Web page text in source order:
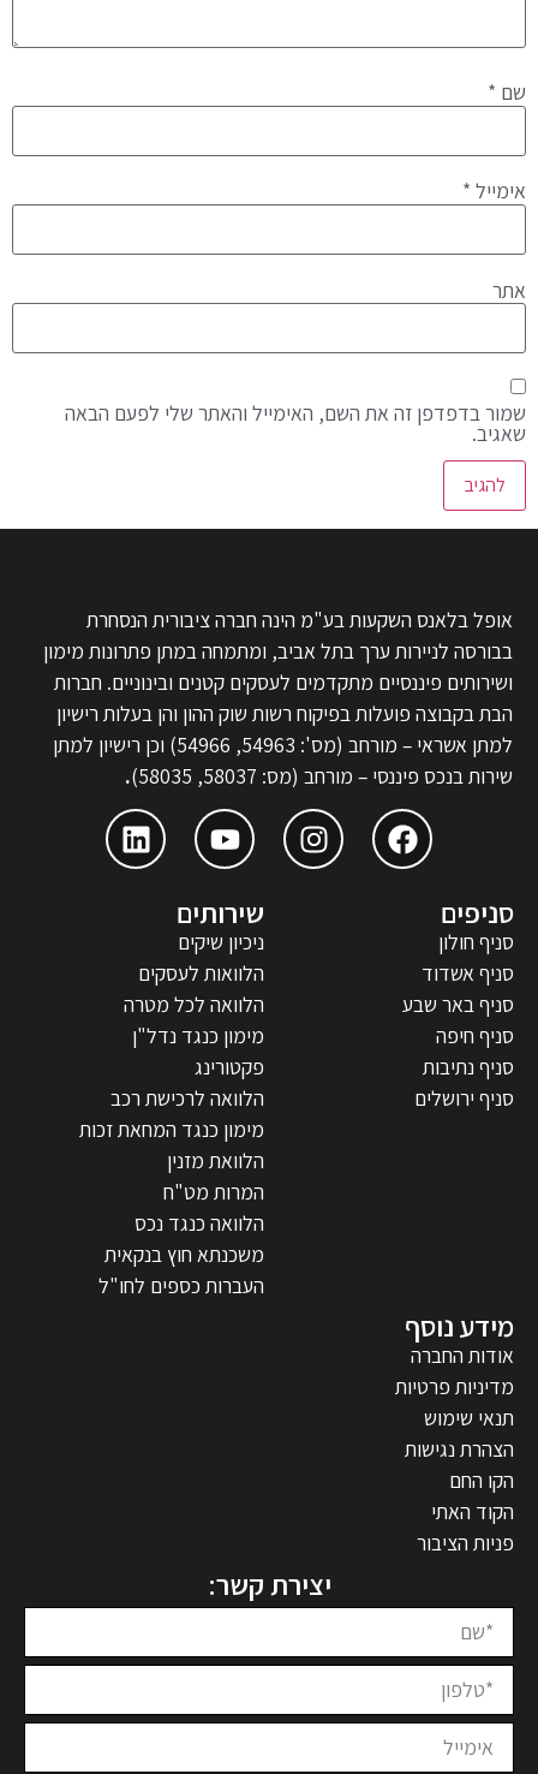
שם *
אימייל *
אתר
שמור בדפדפן זה את השם, האימייל והאתר שלי לפעם הבאה
שאגיב.
אופל בלאנס השקעות בע"מ הינה חברה ציבורית הנסחרת
בבורסה לניירות ערך בתל אביב, ומתמחה במתן פתרונות מימון
ושירותים פיננסיים מתקדמים לעסקים קטנים ובינוניים. חברות
הבת בקבוצה פועלות בפיקוח רשות שוק ההון והן בעלות רישיון
למתן אשראי – מורחב (מס': 54963, 54966) וכן רישיון למתן
שירות בנכס פיננסי – מורחב (מס: 58037, 58035)
.
סניפים
סניף חולון
סניף אשדוד
סניף באר שבע
סניף חיפה
סניף נתיבות
סניף ירושלים
שירותים
ניכיון שיקים
הלוואות לעסקים
הלוואה לכל מטרה
מימון כנגד נדל"ן
פקטורינג
הלוואה לרכישת רכב
מימון כנגד המחאת זכות
הלוואת מזנין
המרות מט"ח
הלוואה כנגד נכס
משכנתא חוץ בנקאית
העברות כספים לחו"ל
מידע נוסף
אודות החברה
מדיניות פרטיות
תנאי שימוש
הצהרת נגישות
הקו החם
הקוד האתי
פניות הציבור
יצירת קשר: